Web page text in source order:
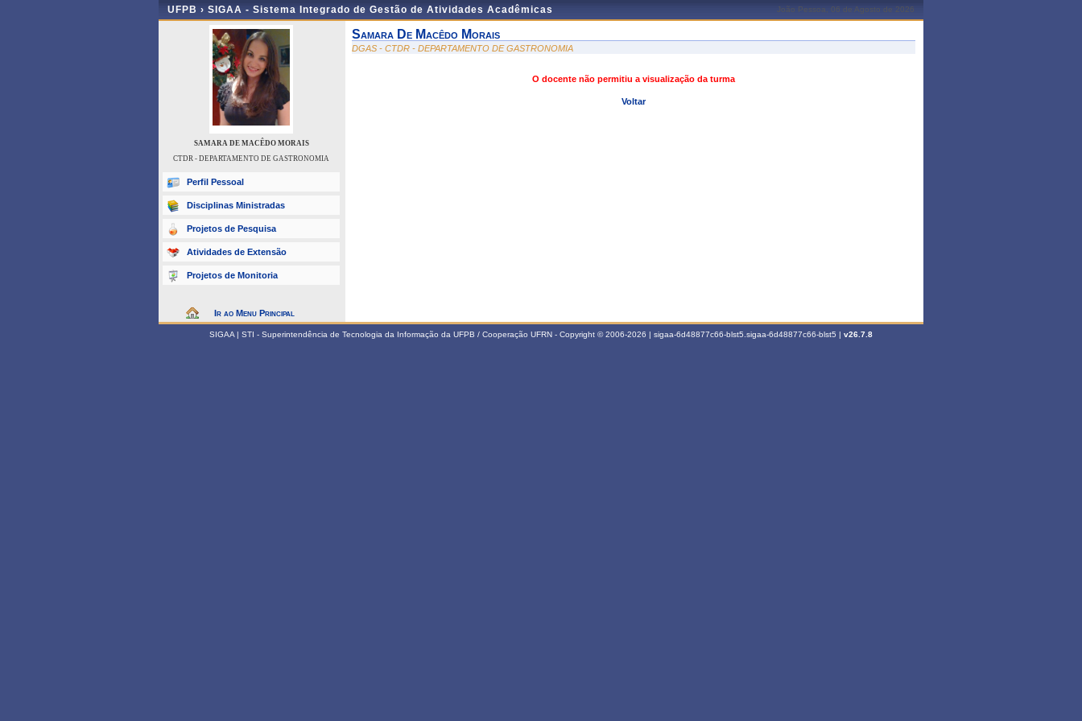
UFPB › SIGAA - Sistema Integrado de Gestão de Atividades Acadêmicas João Pessoa, 06 de Agosto de 2026
SAMARA DE MACÊDO MORAIS
CTDR - DEPARTAMENTO DE GASTRONOMIA
Perfil Pessoal
Disciplinas Ministradas
Projetos de Pesquisa
Atividades de Extensão
Projetos de Monitoria
Ir ao Menu Principal
Samara De Macêdo Morais
DGAS - CTDR - DEPARTAMENTO DE GASTRONOMIA
O docente não permitiu a visualização da turma
Voltar
SIGAA | STI - Superintendência de Tecnologia da Informação da UFPB / Cooperação UFRN - Copyright © 2006-2026 | sigaa-6d48877c66-blst5.sigaa-6d48877c66-blst5 | v26.7.8